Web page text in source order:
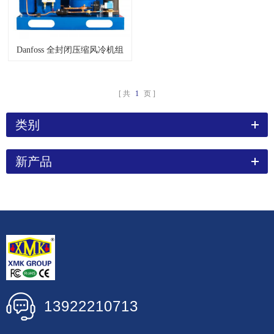
Danfoss 全封闭压缩风冷机组
共 1 页
类别
新产品
13922210713